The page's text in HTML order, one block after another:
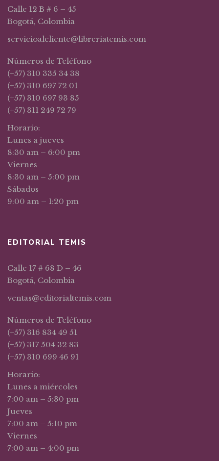
Calle 12 B # 6 – 45
Bogotá, Colombia
servicioalcliente@libreriatemis.com
Números de Teléfono
(+57) 310 335 34 38
(+57) 310 697 72 01
(+57) 310 697 93 85
(+57) 311 249 72 79
Horario:
Lunes a jueves
8:30 am – 6:00 pm
Viernes
8:30 am – 5:00 pm
Sábados
9:00 am – 1:20 pm
EDITORIAL TEMIS
Calle 17 # 68 D – 46
Bogotá, Colombia
ventas@editorialtemis.com
Números de Teléfono
(+57) 316 834 49 51
(+57) 317 504 32 83
(+57) 310 699 46 91
Horario:
Lunes a miércoles
7:00 am – 5:30 pm
Jueves
7:00 am – 5:10 pm
Viernes
7:00 am – 4:00 pm